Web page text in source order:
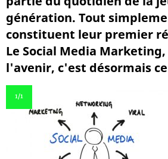
génération. Tout
constituent leur premier
Le Social Media Marketing,
l'avenir, c'est désormais
1/1